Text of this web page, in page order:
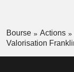
Bourse Actions
Valorisation